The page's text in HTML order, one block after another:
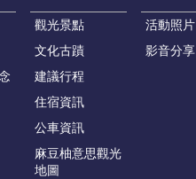
觀光景點
文化古蹟
建議行程
住宿資訊
公車資訊
麻豆柚意思觀光
地圖
活動照片
影音分享